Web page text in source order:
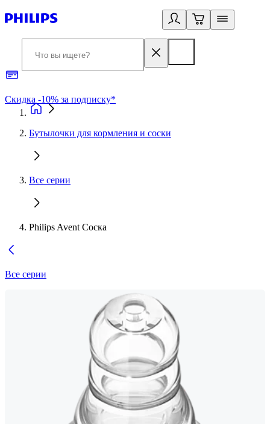
Скидка -10% за подписку*
Бутылочки для кормления и соски
Все серии
Philips Avent Соска
Все серии